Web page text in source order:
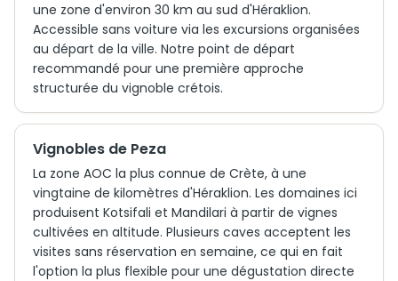
une zone d'environ 30 km au sud d'Héraklion.
Accessible sans voiture via les excursions organisées
au départ de la ville. Notre point de départ
recommandé pour une première approche
structurée du vignoble crétois.
Vignobles de Peza
La zone AOC la plus connue de Crète, à une
vingtaine de kilomètres d'Héraklion. Les domaines ici
produisent Kotsifali et Mandilari à partir de vignes
cultivées en altitude. Plusieurs caves acceptent les
visites sans réservation en semaine, ce qui en fait
l'option la plus flexible pour une dégustation directe